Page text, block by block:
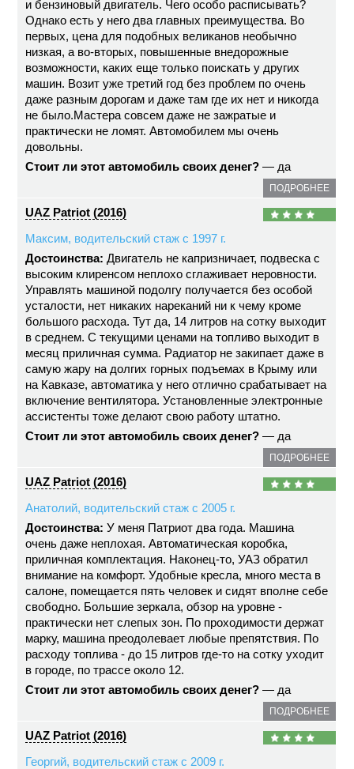
и бензиновый двигатель. Чего особо расписывать?
Однако есть у него два главных преимущества. Во
первых, цена для подобных великанов необычно
низкая, а во-вторых, повышенные внедорожные
возможности, каких еще только поискать у других
машин. Возит уже третий год без проблем по очень
даже разным дорогам и даже там где их нет и никогда
не было.Мастера совсем даже не зажратые и
практически не ломят. Автомобилем мы очень
довольны.
Стоит ли этот автомобиль своих денег? — да
ПОДРОБНЕЕ
UAZ Patriot (2016)
Максим, водительский стаж с 1997 г.
Достоинства: Двигатель не капризничает, подвеска с
высоким клиренсом неплохо сглаживает неровности.
Управлять машиной подолгу получается без особой
усталости, нет никаких нареканий ни к чему кроме
большого расхода. Тут да, 14 литров на сотку выходит
в среднем. С текущими ценами на топливо выходит в
месяц приличная сумма. Радиатор не закипает даже в
самую жару на долгих горных подъемах в Крыму или
на Кавказе, автоматика у него отлично срабатывает на
включение вентилятора. Установленные электронные
ассистенты тоже делают свою работу штатно.
Стоит ли этот автомобиль своих денег? — да
ПОДРОБНЕЕ
UAZ Patriot (2016)
Анатолий, водительский стаж с 2005 г.
Достоинства: У меня Патриот два года. Машина
очень даже неплохая. Автоматическая коробка,
приличная комплектация. Наконец-то, УАЗ обратил
внимание на комфорт. Удобные кресла, много места в
салоне, помещается пять человек и сидят вполне себе
свободно. Большие зеркала, обзор на уровне -
практически нет слепых зон. По проходимости держат
марку, машина преодолевает любые препятствия. По
расходу топлива - до 15 литров где-то на сотку уходит
в городе, по трассе около 12.
Стоит ли этот автомобиль своих денег? — да
ПОДРОБНЕЕ
UAZ Patriot (2016)
Георгий, водительский стаж с 2009 г.